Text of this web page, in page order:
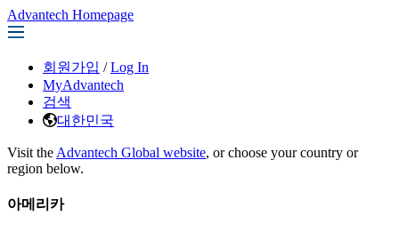
Advantech Homepage
회원가입 / Log In
MyAdvantech
검색
대한민국
Visit the Advantech Global website, or choose your country or
region below.
아메리카